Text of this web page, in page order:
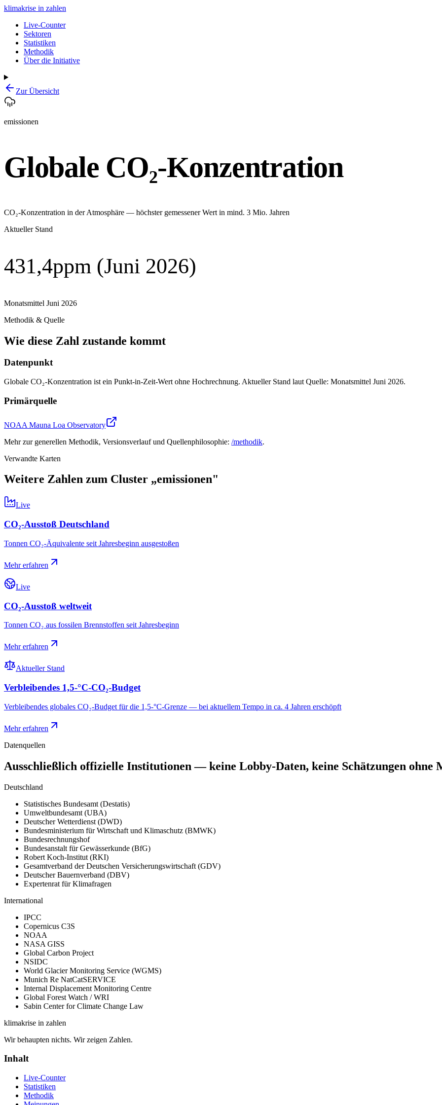
klimakrise in zahlen
Live-Counter
Sektoren
Statistiken
Methodik
Über die Initiative
Zur Übersicht
emissionen
Globale CO₂-Konzentration
CO₂-Konzentration in der Atmosphäre — höchster gemessener Wert in mind. 3 Mio. Jahren
Aktueller Stand
431,4ppm (Juni 2026)
Monatsmittel Juni 2026
Methodik & Quelle
Wie diese Zahl zustande kommt
Datenpunkt
Globale CO₂-Konzentration ist ein Punkt-in-Zeit-Wert ohne Hochrechnung. Aktueller Stand laut Quelle: Monatsmittel Juni 2026.
Primärquelle
NOAA Mauna Loa Observatory
Mehr zur generellen Methodik, Versionsverlauf und Quellenphilosophie: /methodik.
Verwandte Karten
Weitere Zahlen zum Cluster „emissionen"
Live
CO₂-Ausstoß Deutschland
Tonnen CO₂-Äquivalente seit Jahresbeginn ausgestoßen
Mehr erfahren
Live
CO₂-Ausstoß weltweit
Tonnen CO₂ aus fossilen Brennstoffen seit Jahresbeginn
Mehr erfahren
Aktueller Stand
Verbleibendes 1,5-°C-CO₂-Budget
Verbleibendes globales CO₂-Budget für die 1,5-°C-Grenze — bei aktuellem Tempo in ca. 4 Jahren erschöpft
Mehr erfahren
Datenquellen
Ausschließlich offizielle Institutionen — keine Lobby-Daten, keine Schätzungen ohne
Deutschland
Statistisches Bundesamt (Destatis)
Umweltbundesamt (UBA)
Deutscher Wetterdienst (DWD)
Bundesministerium für Wirtschaft und Klimaschutz (BMWK)
Bundesrechnungshof
Bundesanstalt für Gewässerkunde (BfG)
Robert Koch-Institut (RKI)
Gesamtverband der Deutschen Versicherungswirtschaft (GDV)
Deutscher Bauernverband (DBV)
Expertenrat für Klimafragen
International
IPCC
Copernicus C3S
NOAA
NASA GISS
Global Carbon Project
NSIDC
World Glacier Monitoring Service (WGMS)
Munich Re NatCatSERVICE
Internal Displacement Monitoring Centre
Global Forest Watch / WRI
Sabin Center for Climate Change Law
klimakrise in zahlen
Wir behaupten nichts. Wir zeigen Zahlen.
Inhalt
Live-Counter
Statistiken
Methodik